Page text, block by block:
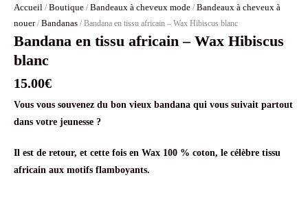
Accueil / Boutique / Bandeaux à cheveux mode / Bandeaux à cheveux à
nouer/ Bandanas / Bandana en tissu africain – Wax Hibiscus blanc
Bandana en tissu africain – Wax Hibiscus
blanc
15.00€
Vous vous souvenez du bon vieux bandana qui vous suivait partout
dans votre jeunesse ?
Il est de retour, et cette fois en Wax 100 % coton, le célèbre tissu
africain aux motifs flamboyants.